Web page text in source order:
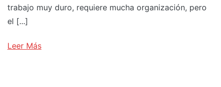
trabajo muy duro, requiere mucha organización, pero
el [...]
Leer Más